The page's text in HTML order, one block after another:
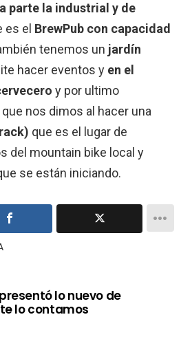
parte la industrial y de
es el BrewPub con capacidad
tenemos un jardín
hacer eventos y en el
y por ultimo
nos dimos al hacer una
que es el lugar de
del mountain bike local y
se están iniciando.
lo nuevo de
lo contamos